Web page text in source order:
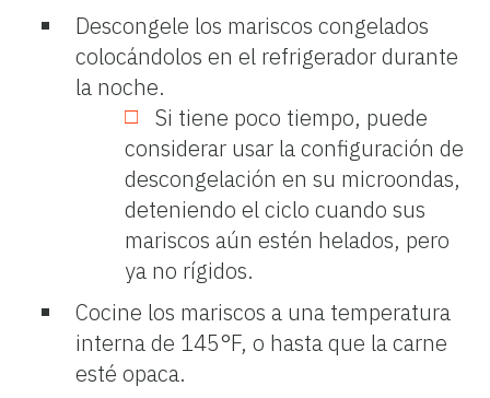
Descongele los mariscos congelados
colocándolos en el refrigerador durante
la noche.
Si tiene poco tiempo, puede
considerar usar la configuración de
descongelación en su microondas,
deteniendo el ciclo cuando sus
mariscos aún estén helados, pero
ya no rígidos.
Cocine los mariscos a una temperatura
interna de 145°F, o hasta que la carne
esté opaca.